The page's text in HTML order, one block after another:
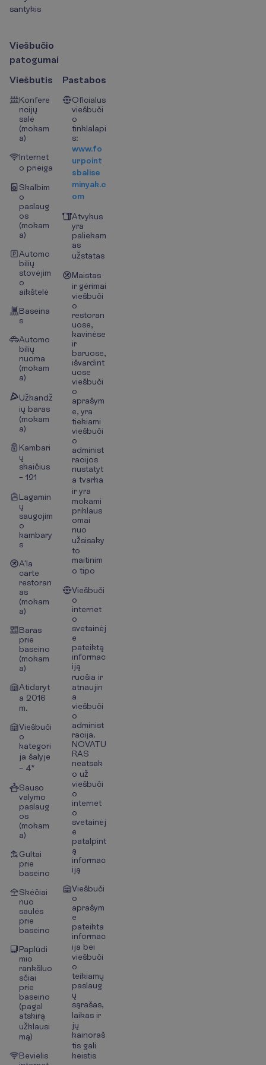
santykis
Viešbučio
patogumai
Viešbutis
Konfere
ncijų
salė
(mokam
a)
Internet
o prieiga
Skalbim
o
paslaug
os
(mokam
a)
Automo
bilių
stovėjim
o
aikštelė
Baseina
s
Automo
bilių
nuoma
(mokam
a)
Užkandž
ių baras
(mokam
a)
Kambari
ų
skaičius
– 121
Lagamin
ų
saugojim
o
kambary
s
A'la
carte
restoran
as
(mokam
a)
Baras
prie
baseino
(mokam
a)
Atidaryt
a 2016
m.
Viešbuči
o
kategori
ja šalyje
– 4*
Sauso
valymo
paslaug
os
(mokam
a)
Gultai
prie
baseino
Skėčiai
nuo
saulės
prie
baseino
Paplūdi
mio
rankšluo
sčiai
prie
baseino
(pagal
atskirą
užklausi
mą)
Bevielis
Pastabos
Oficialus
viešbuči
o
tinklalapi
s:
www.fo
urpoint
sbalise
minyak.c
om
Atvykus
yra
paliekam
as
užstatas
Maistas
ir gėrimai
viešbuči
o
restoran
uose,
kavinėse
ir
baruose,
išvardint
uose
viešbuči
o
aprašym
e, yra
tiekiami
viešbuči
o
administ
racijos
nustatyt
a tvarka
ir yra
mokami
priklaus
omai
nuo
užsisaky
to
maitinim
o tipo
Viešbuči
o
internet
o
svetainėj
e
pateiktą
informac
iją
ruošia ir
atnaujin
a
viešbuči
o
administ
racija.
NOVATU
RAS
neatsak
o už
viešbuči
o
internet
o
svetainėj
e
patalpint
ą
informac
iją
Viešbuči
o
aprašym
e
pateikta
informac
ija bei
viešbuči
o
teikiamų
paslaug
ų
sąrašas,
laikas ir
jų
kainoraš
tis gali
keistis